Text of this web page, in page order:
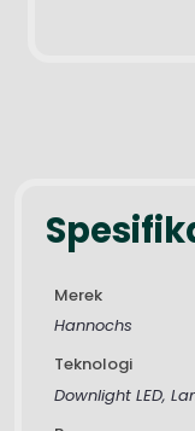
Merek
Hannochs
Teknologi
Downlight LED,